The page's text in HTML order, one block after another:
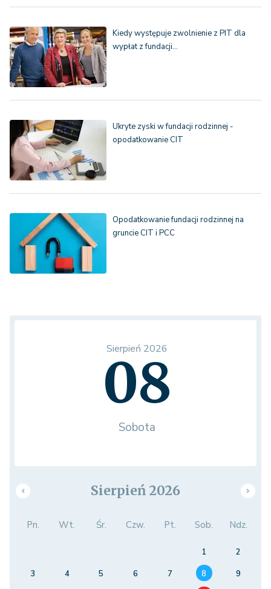
Kiedy występuje zwolnienie z PIT dla
wypłat z fundacji…
Ukryte zyski w fundacji rodzinnej -
opodatkowanie CIT
Opodatkowanie fundacji rodzinnej na
gruncie CIT i PCC
Sierpień 2026
08
Sobota
Sierpień 2026
Pn. Wt. Śr. Czw. Pt. Sob. Ndz.
1
2
3
4 5 6 7 8
9